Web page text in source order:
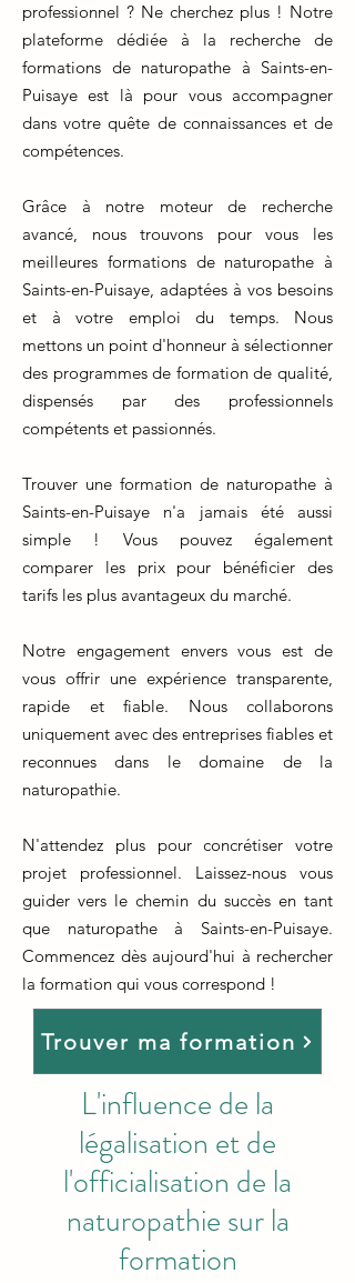
professionnel ? Ne cherchez plus ! Notre
plateforme dédiée à la recherche de
formations de naturopathe à Saints-en-
Puisaye est là pour vous accompagner
dans votre quête de connaissances et de
compétences.
Grâce à notre moteur de recherche
avancé, nous trouvons pour vous les
meilleures formations de naturopathe à
Saints-en-Puisaye, adaptées à vos besoins
et à votre emploi du temps. Nous
mettons un point d'honneur à sélectionner
des programmes de formation de qualité,
dispensés par des professionnels
compétents et passionnés.
Trouver une formation de naturopathe à
Saints-en-Puisaye n'a jamais été aussi
simple ! Vous pouvez également
comparer les prix pour bénéficier des
tarifs les plus avantageux du marché.
Notre engagement envers vous est de
vous offrir une expérience transparente,
rapide et fiable. Nous collaborons
uniquement avec des entreprises fiables et
reconnues dans le domaine de la
naturopathie.
N'attendez plus pour concrétiser votre
projet professionnel. Laissez-nous vous
guider vers le chemin du succès en tant
que naturopathe à Saints-en-Puisaye.
Commencez dès aujourd'hui à rechercher
la formation qui vous correspond !
Trouver ma formation
L'influence de la
légalisation et de
l'officialisation de la
naturopathie sur la
formation